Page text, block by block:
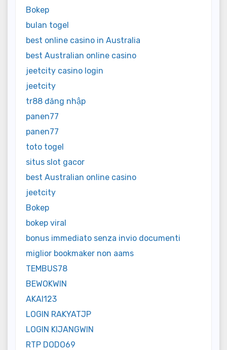
Bokep
bulan togel
best online casino in Australia
best Australian online casino
jeetcity casino login
jeetcity
tr88 đăng nhập
panen77
panen77
toto togel
situs slot gacor
best Australian online casino
jeetcity
Bokep
bokep viral
bonus immediato senza invio documenti
miglior bookmaker non aams
TEMBUS78
BEWOKWIN
AKAI123
LOGIN RAKYATJP
LOGIN KIJANGWIN
RTP DODO69